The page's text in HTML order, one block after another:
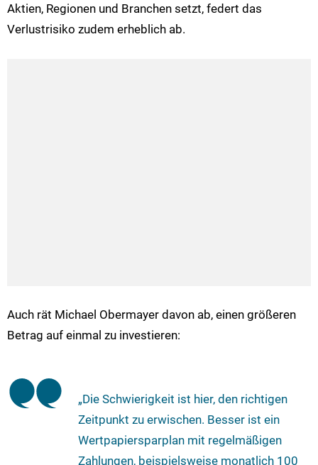
Aktien, Regionen und Branchen setzt, federt das
Verlustrisiko zudem erheblich ab.
Auch rät Michael Obermayer davon ab, einen größeren
Betrag auf einmal zu investieren:
„Die Schwierigkeit ist hier, den richtigen
Zeitpunkt zu erwischen. Besser ist ein
Wertpapiersparplan mit regelmäßigen
Zahlungen, beispielsweise monatlich 100